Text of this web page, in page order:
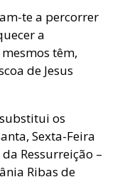
te a percorrer
a
têm,
de Jesus
os
Sexta-Feira
Ressurreição –
Ribas de